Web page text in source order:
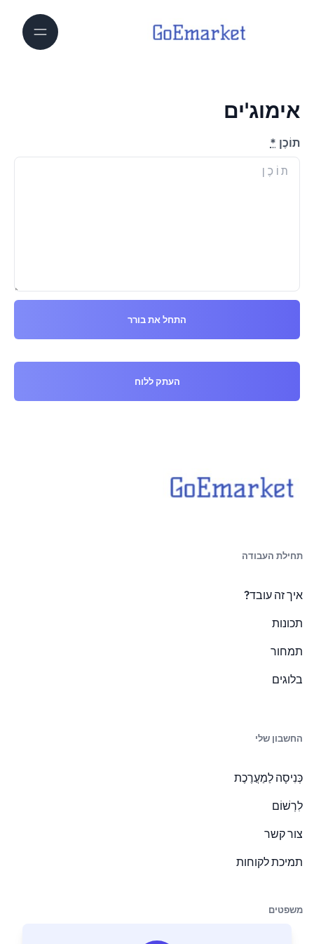
אימוג'ים
תוֹכֶן *
התחל את בורר
העתק ללוח
תחילת העבודה
איך זה עובד?
תכונות
תמחור
בלוגים
החשבון שלי
כְּנִיסָה לַמַעֲרֶכֶת
לִרְשׁוֹם
צור קשר
תמיכת לקוחות
משפטים